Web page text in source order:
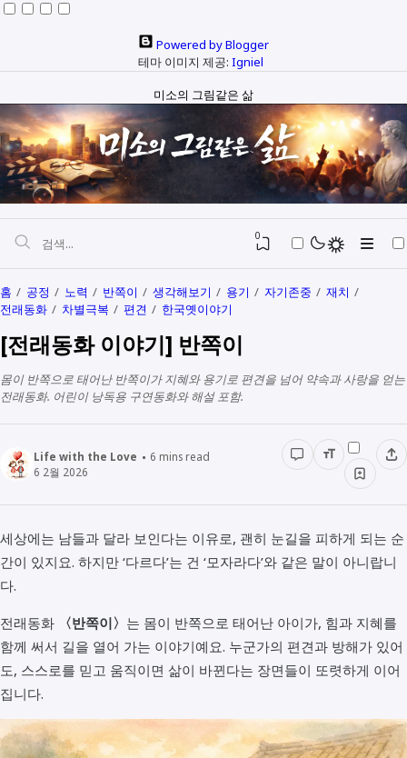
Powered by Blogger
테마 이미지 제공:Igniel
미소의 그림같은 삶
자본과 예산
정치와행정
다문화
경영경제
인물정보
SEO
생활정보
생각해보기
우리동네이야기
데이터관리
용어공부
0
홈 공정 노력 반쪽이 생각해보기 용기 자기존중
재치
전래동화
차별극복 편견 한국옛이야기
[전래동화 이야기] 반쪽이
몸이 반쪽으로 태어난 반쪽이가 지혜와 용기로 편견을 넘어 약속과 사랑을 얻는
전래동화. 어린이 낭독용 구연동화와 해설 포함.
Life with the Love 6 mins read
6 2월 2026
세상에는 남들과 달라 보인다는 이유로, 괜히 눈길을 피하게 되는 순
간이 있지요. 하지만 ‘다르다’는 건 ‘모자라다’와 같은 말이 아니랍니
다.
전래동화 〈반쪽이〉 는 몸이 반쪽으로 태어난 아이가, 힘과 지혜를
함께 써서 길을 열어 가는 이야기예요. 누군가의 편견과 방해가 있어
도, 스스로를 믿고 움직이면 삶이 바뀐다는 장면들이 또렷하게 이어
집니다.